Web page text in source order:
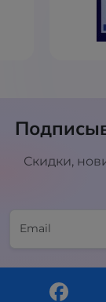
Скидки,